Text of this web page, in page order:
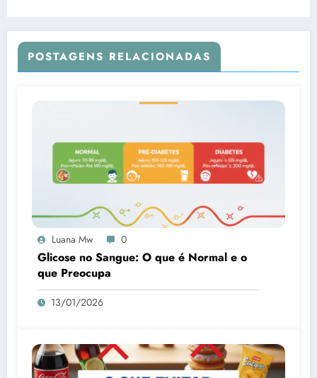
POSTAGENS RELACIONADAS
Luana Mw 0
Glicose no Sangue: O que é Normal e o
que Preocupa
13/01/2026